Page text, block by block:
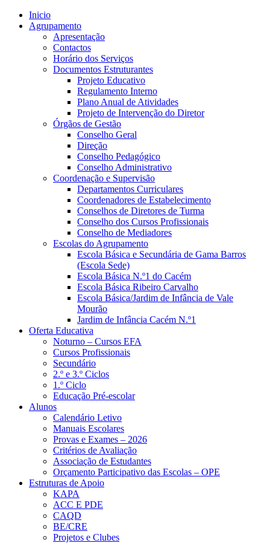
Inicio
Agrupamento
Apresentação
Contactos
Horário dos Serviços
Documentos Estruturantes
Projeto Educativo
Regulamento Interno
Plano Anual de Atividades
Projeto de Intervenção do Diretor
Órgãos de Gestão
Conselho Geral
Direção
Conselho Pedagógico
Conselho Administrativo
Coordenação e Supervisão
Departamentos Curriculares
Coordenadores de Estabelecimento
Conselhos de Diretores de Turma
Conselho dos Cursos Profissionais
Conselho de Mediadores
Escolas do Agrupamento
Escola Básica e Secundária de Gama Barros
(Escola Sede)
Escola Básica N.º1 do Cacém
Escola Básica Ribeiro Carvalho
Escola Básica/Jardim de Infância de Vale
Mourão
Jardim de Infância Cacém N.º1
Oferta Educativa
Noturno – Cursos EFA
Cursos Profissionais
Secundário
2.º e 3.º Ciclos
1.º Ciclo
Educação Pré-escolar
Alunos
Calendário Letivo
Manuais Escolares
Provas e Exames – 2026
Critérios de Avaliação
Associação de Estudantes
Orçamento Participativo das Escolas – OPE
Estruturas de Apoio
KAPA
ACC E PDE
CAQD
BE/CRE
Projetos e Clubes